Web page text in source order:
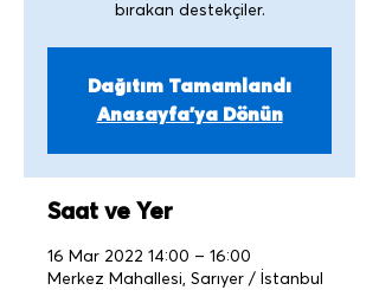
Dağıtım Tamamlandı
Anasayfa'ya Dönün
Saat ve Yer
16 Mar 2022 14:00 – 16:00
Merkez Mahallesi, Sarıyer / İstanbul